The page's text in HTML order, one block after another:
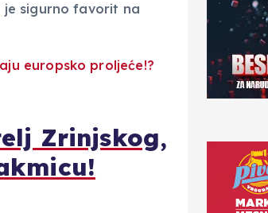
je sigurno favorit na
Zrinjskog,